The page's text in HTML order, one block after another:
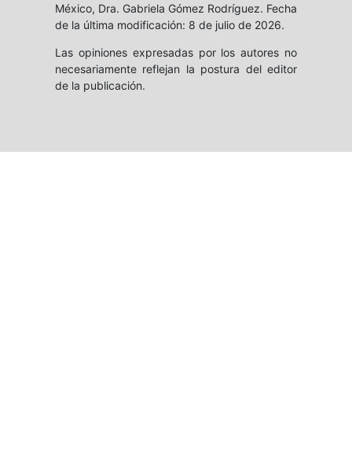
México, Dra. Gabriela Gómez Rodríguez. Fecha
de la última modificación: 8 de julio de 2026.
Las opiniones expresadas por los autores no
necesariamente reflejan la postura del editor
de la publicación.